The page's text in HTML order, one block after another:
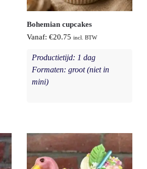
Bohemian cupcakes
Vanaf: €20.75 incl. BTW
Productietijd: 1 dag
Formaten: groot (niet in
mini)